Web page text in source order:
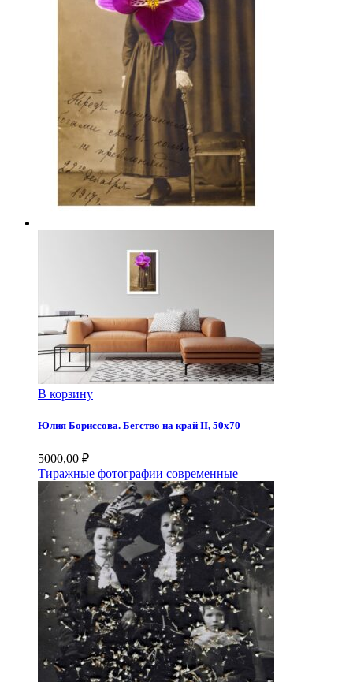
В корзину
Юлия Бориссова. Бегство на край II, 50х70
5000,00 ₽
Тиражные фотографии современные